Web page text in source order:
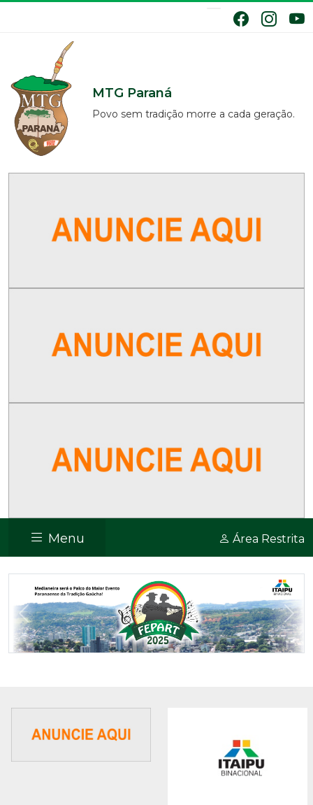
MTG Paraná
Povo sem tradição morre a cada geração.
Menu Área Restrita
Previous